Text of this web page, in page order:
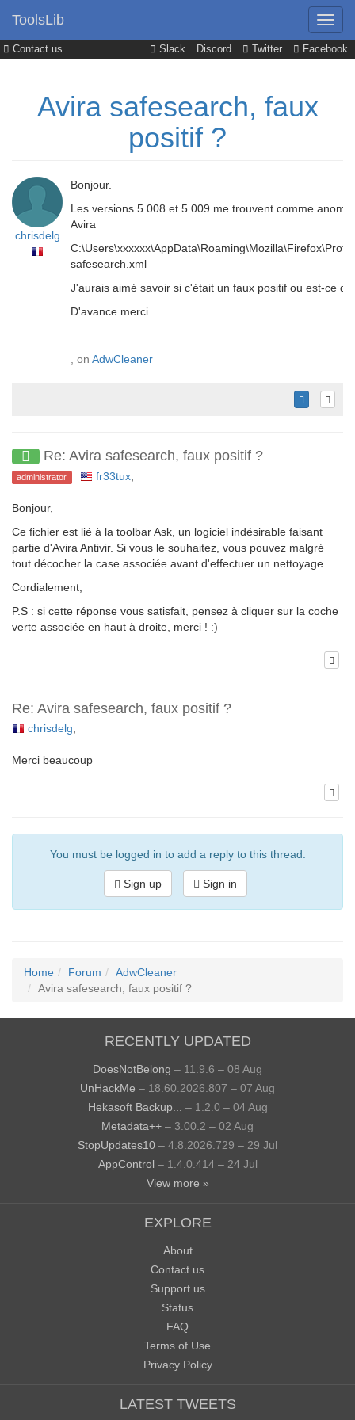
Contact us Slack Discord Twitter Facebook
ToolsLib
Avira safesearch, faux
positif ?
chrisdelg
Bonjour.
Les versions 5.008 et 5.009 me trouvent comme
Avira
safesearch.xml
J'aurais aimé savoir si c'était un faux positif ou est-ce
D'avance merci.
, on AdwCleaner
Re: Avira safesearch, faux positif ?
administrator fr33tux,
Bonjour,
Ce fichier est lié à la toolbar Ask, un logiciel indésirable faisant
partie d'Avira Antivir. Si vous le souhaitez, vous pouvez malgré
tout décocher la case associée avant d'effectuer un nettoyage.
Cordialement,
P.S : si cette réponse vous satisfait, pensez à cliquer sur la coche
verte associée en haut à droite, merci ! :)
Re: Avira safesearch, faux positif ?
chrisdelg
Merci beaucoup
You must be logged in to add a reply to this thread.
Sign up Sign in
Home Forum
AdwCleaner
Avira safesearch, faux positif ?
RECENTLY UPDATED
DoesNotBelong – 11.9.6 – 08 Aug
UnHackMe – 18.60.2026.807 – 07 Aug
Hekasoft Backup...
– 1.2.0 – 04 Aug
Metadata++ – 3.00.2 – 02 Aug
StopUpdates10 – 4.8.2026.729 – 29 Jul
AppControl – 1.4.0.414 – 24 Jul
View more »
EXPLORE
About
Contact us
Support us
Status
FAQ
Terms of Use
Privacy Policy
LATEST TWEETS